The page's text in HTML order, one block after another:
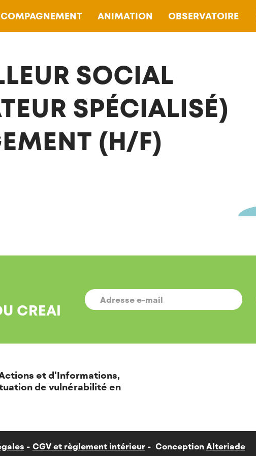
ANIMATION OBSERVATOIRE
SOCIAL
SPÉCIALISÉ)
(H/F)
CREAI
E-
MAIL *
et d'Informations,
de vulnérabilité en
CGV et règlement intérieur Conception Alteriade